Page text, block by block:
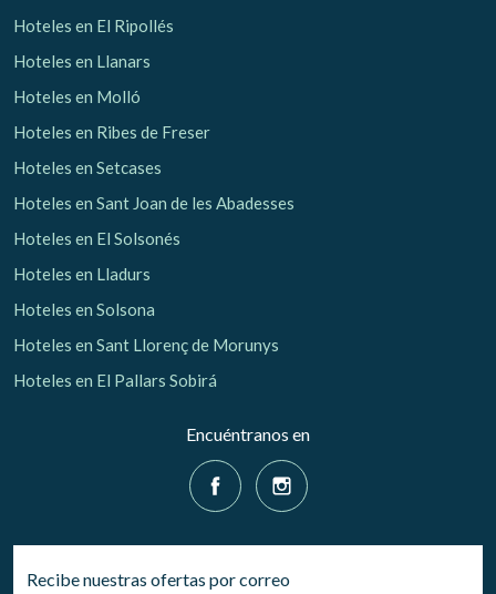
Hoteles en El Ripollés
Hoteles en Llanars
Hoteles en Molló
Hoteles en Ribes de Freser
Hoteles en Setcases
Hoteles en Sant Joan de les Abadesses
Hoteles en El Solsonés
Hoteles en Lladurs
Hoteles en Solsona
Hoteles en Sant Llorenç de Morunys
Hoteles en El Pallars Sobirá
Encuéntranos en
Recibe nuestras ofertas por correo